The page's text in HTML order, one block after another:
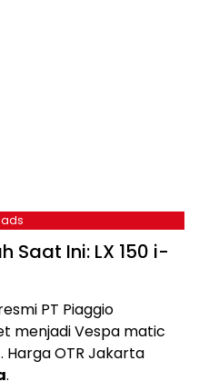
Saat Ini: LX 150 i-
PT Piaggio
menjadi Vespa matic
Harga OTR Jakarta
.